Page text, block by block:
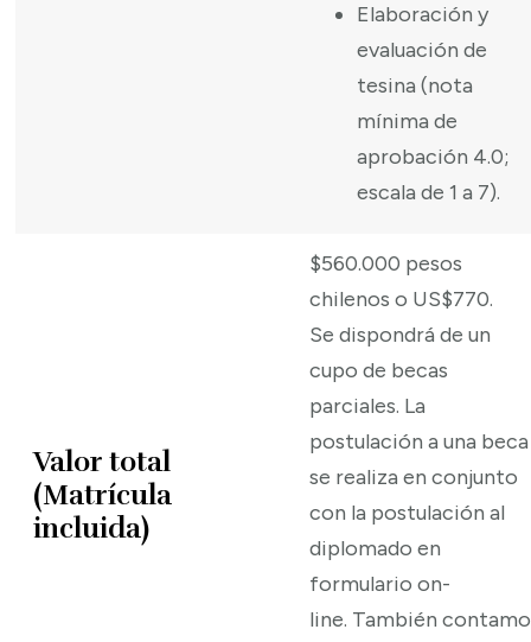
Elaboración y
evaluación de
tesina (nota
mínima de
aprobación 4.0;
escala de 1 a 7).
Valor total
(Matrícula
incluida)
$560.000 pesos
chilenos o US$770.
Se dispondrá de un
cupo de becas
parciales. La
postulación a una beca
se realiza en conjunto
con la postulación al
diplomado en
formulario on-
line. También